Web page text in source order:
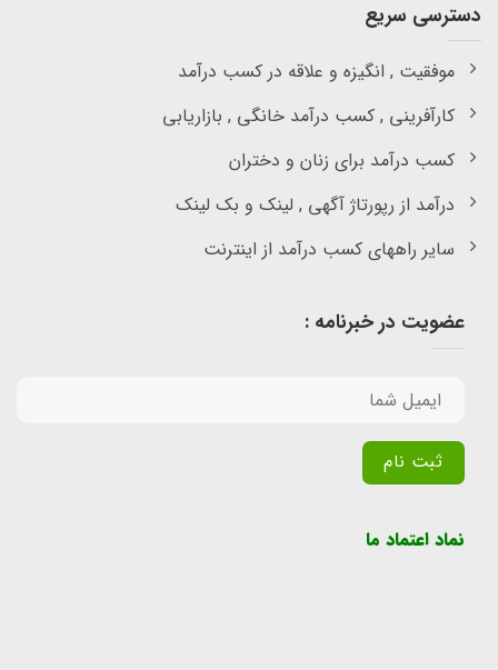
دسترسی سریع
موفقیت , انگیزه و علاقه در کسب درآمد
کارآفرینی , کسب درآمد خانگی , بازاریابی
کسب درآمد برای زنان و دختران
درآمد از رپورتاژ آگهی , لینک و بک لینک
سایر راههای کسب درآمد از اینترنت
عضویت در خبرنامه :
نماد اعتماد ما